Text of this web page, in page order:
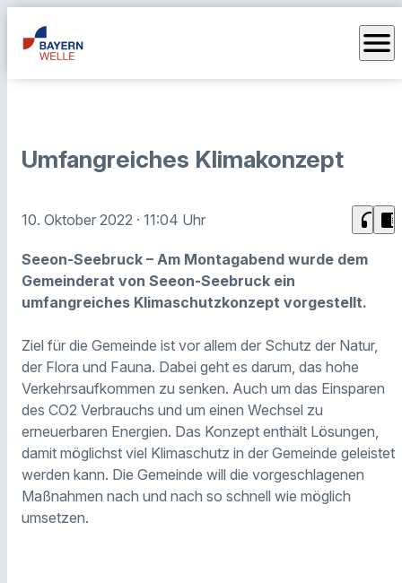
menu
Umfangreiches Klimakonzept
10. Oktober 2022 · 11:04 Uhr headphones chrome_reader_mode
Seeon-Seebruck – Am Montagabend wurde dem
Gemeinderat von Seeon-Seebruck ein
umfangreiches Klimaschutzkonzept vorgestellt.
Ziel für die Gemeinde ist vor allem der Schutz der Natur,
der Flora und Fauna. Dabei geht es darum, das hohe
Verkehrsaufkommen zu senken. Auch um das Einsparen
des CO2 Verbrauchs und um einen Wechsel zu
erneuerbaren Energien. Das Konzept enthält Lösungen,
damit möglichst viel Klimaschutz in der Gemeinde geleistet
werden kann. Die Gemeinde will die vorgeschlagenen
Maßnahmen nach und nach so schnell wie möglich
umsetzen.